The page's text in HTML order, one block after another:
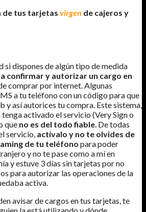
de tus tarjetas virgen de cajeros y
si dispones de algún tipo de medida
confirmar y autorizar un cargo en
comprar por internet. Algunas
a tu teléfono con un código para que
y así autorices tu compra. Este sistema,
activado el servicio (Very Sign o
que no es del todo fiable. De todas
servicio, actívalo y no te olvides de
de tu teléfono para poder
y no te pase como a mí en
y estuve 3 días sin tarjetas por no
para autorizar las operaciones de la
activa.
avisar de cargos en tus tarjetas, te